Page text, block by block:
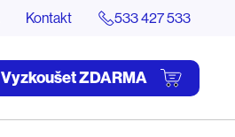
Kontakt 533 427 533
Vyzkoušet ZDARMA